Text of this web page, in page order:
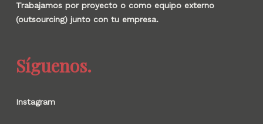
Trabajamos por proyecto o como equipo externo
(outsourcing) junto con tu empresa.
Síguenos.
Instagram